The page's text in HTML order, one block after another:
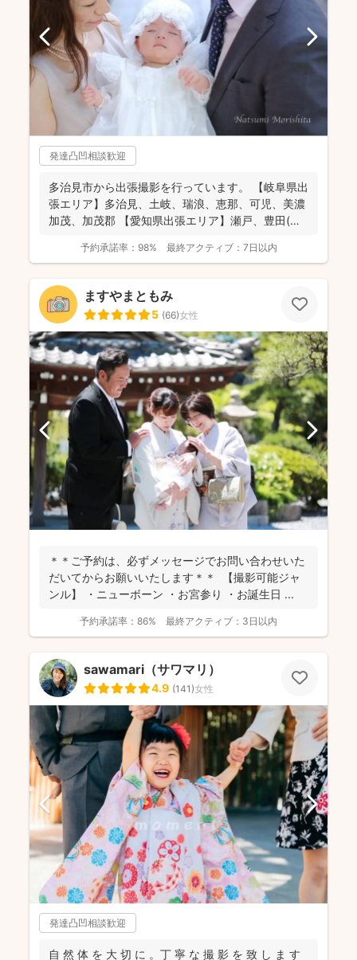
発達凸凹相談歓迎
多治見市から出張撮影を行っています。 【岐阜県出
張エリア】多治見、土岐、瑞浪、恵那、可児、美濃
加茂、加茂郡 【愛知県出張エリア】瀬戸、豊田(北
予約承諾率： 98% 最終アクティブ： 7日以内
ますやまともみ
5 (66)女性
＊＊ご予約は、必ずメッセージでお問い合わせいた
だいてからお願いいたします＊＊ 【撮影可能ジャ
ンル】 ・ニューボーン ・お宮参り ・お誕生日 ...
予約承諾率： 86% 最終アクティブ： 3日以内
sawamari（サワマリ）
4.9 (141)女性
発達凸凹相談歓迎
自 然 体 を 大 切 に 。丁 寧 な 撮 影 を 致 し ま す